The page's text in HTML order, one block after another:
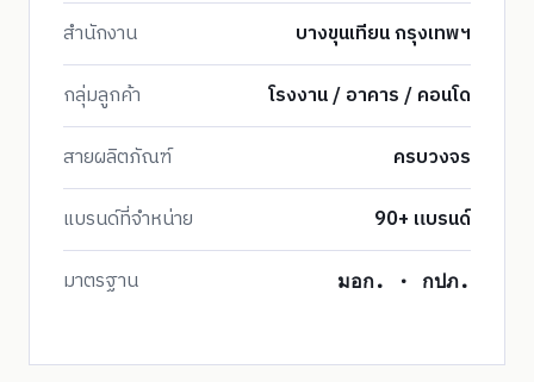
สำนักงาน
บางขุนเทียน กรุงเทพฯ
กลุ่มลูกค้า
โรงงาน / อาคาร / คอนโด
สายผลิตภัณฑ์
ครบวงจร
แบรนด์ที่จำหน่าย
90+ แบรนด์
มาตรฐาน
มอก. · กปภ.